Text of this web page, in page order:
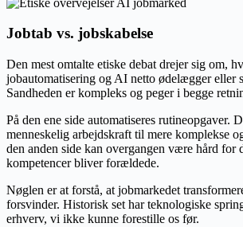
Jobtab vs. jobskabelse
Den mest omtalte etiske debat drejer sig om,
jobautomatisering og AI netto ødelægger eller
Sandheden er kompleks og peger i begge
På den ene side automatiseres rutineopgaver.
menneskelig arbejdskraft til mere komplekse
den anden side kan overgangen være hård for
kompetencer bliver forældede.
Nøglen er at forstå, at jobmarkedet
forsvinder. Historisk set har teknologiske
erhverv, vi ikke kunne forestille os før.